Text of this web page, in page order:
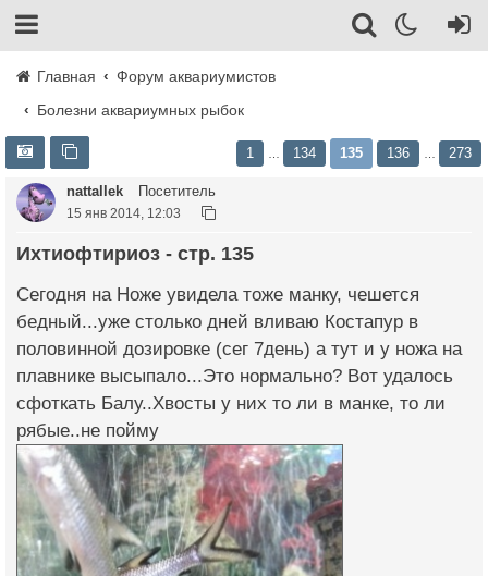
Главная
Форум аквариумистов
Болезни аквариумных рыбок
1 134 135 136 273
nattallek Посетитель
15 янв 2014, 12:03
Ихтиофтириоз - стр. 135
Сегодня на Ноже увидела тоже манку, чешется
бедный...уже столько дней вливаю Костапур в
половинной дозировке (сег 7день) а тут и у ножа на
плавнике высыпало...Это нормально? Вот удалось
сфоткать Балу..Хвосты у них то ли в манке, то ли
рябые..не пойму